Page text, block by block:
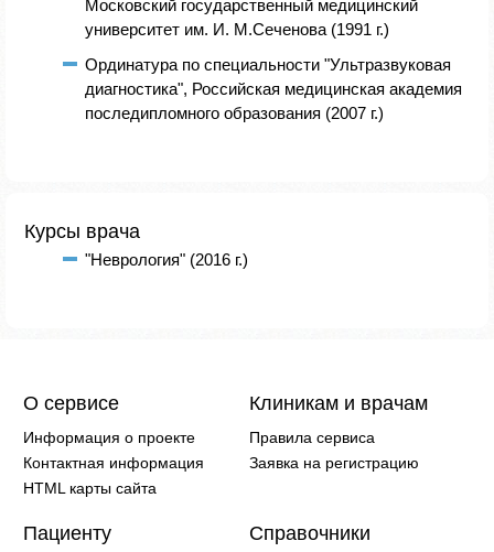
Московский государственный медицинский
университет им. И. М.Сеченова (1991 г.)
Ординатура по специальности "Ультразвуковая
диагностика", Российская медицинская академия
последипломного образования (2007 г.)
Курсы врача
"Неврология" (2016 г.)
О сервисе
Информация о проекте
Контактная информация
HTML карты сайта
Клиникам и врачам
Правила сервиса
Заявка на регистрацию
Пациенту Справочники